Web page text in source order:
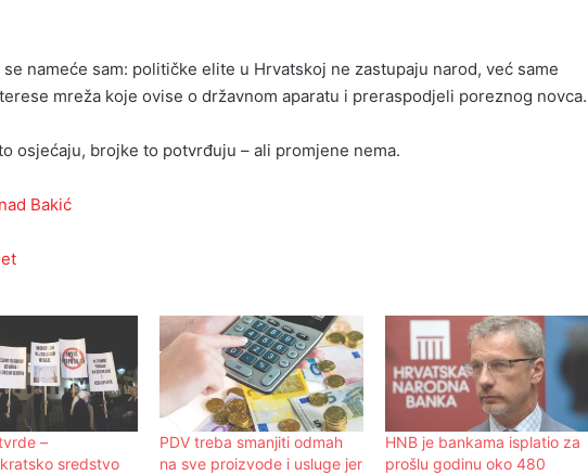
se nameće sam: političke elite u Hrvatskoj ne zastupaju narod, već same
mreža koje ovise o državnom aparatu i preraspodjeli poreznog novca.
osjećaju, brojke to potvrđuju – ali promjene nema.
Bakić
–
sredstvo
PDV treba smanjiti odmah
na sve proizvode i usluge jer
HNB je bankama isplatio za
prošlu godinu oko 480